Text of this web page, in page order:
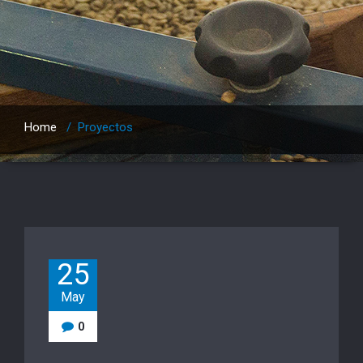
Home / Proyectos
25
May
0